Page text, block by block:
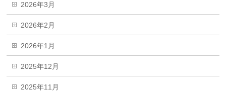
2026年3月
2026年2月
2026年1月
2025年12月
2025年11月